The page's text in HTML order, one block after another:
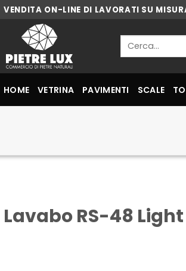
VENDITA ON-LINE DI LAVORATI SU
Cerca:
HOME VETRINA PAVIMENTI SCALE
Lavabo RS-48